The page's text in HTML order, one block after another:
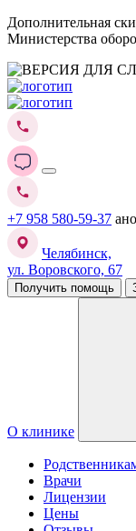
Дополнительная
Министерства
+7 958 580-59-37
Челябинск,
ул. Воровского, 67
Получить помощь
О клинике
Врачи
Лицензии
Цены